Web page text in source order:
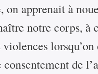
apprenait à
notre corps,
consentement de